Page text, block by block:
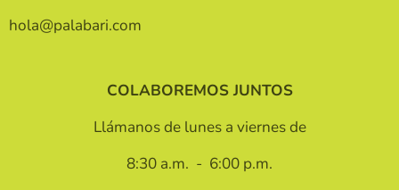
hola@palabari.com
COLABOREMOS JUNTOS
Llámanos de lunes a viernes de
8:30 a.m. - 6:00 p.m.